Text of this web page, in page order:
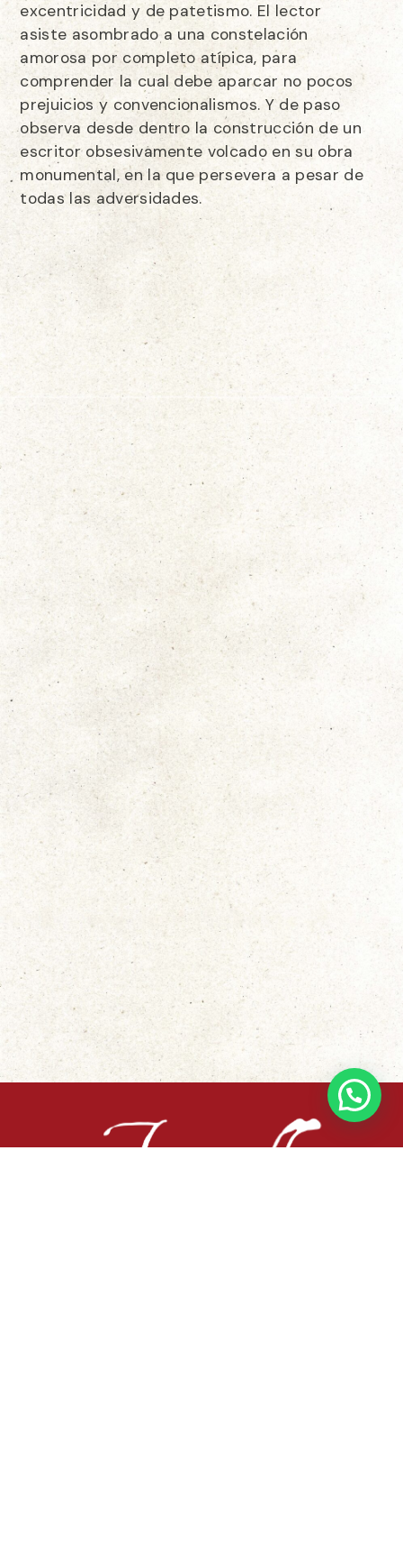
excentricidad y de patetismo. El lector
asiste asombrado a una constelación
amorosa por completo atípica, para
comprender la cual debe aparcar no pocos
prejuicios y convencionalismos. Y de paso
observa desde dentro la construcción de un
escritor obsesivamente volcado en su obra
monumental, en la que persevera a pesar de
todas las adversidades.